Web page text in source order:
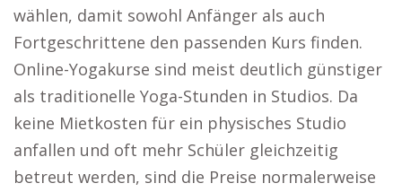
wählen, damit sowohl Anfänger als auch
Fortgeschrittene den passenden Kurs finden.
Online-Yogakurse sind meist deutlich günstiger
als traditionelle Yoga-Stunden in Studios. Da
keine Mietkosten für ein physisches Studio
anfallen und oft mehr Schüler gleichzeitig
betreut werden, sind die Preise normalerweise